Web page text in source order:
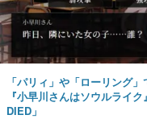
「パリィ」や「ローリング
『小早川さんはソウルライ
DIED」